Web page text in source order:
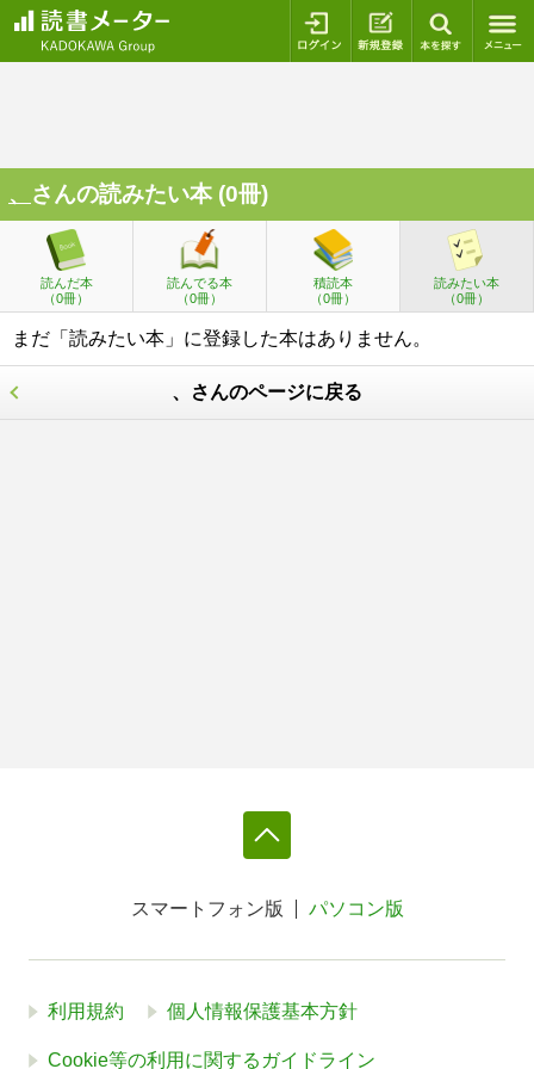
ログイン 新規登録
、 さんの読みたい本 (0冊)
読んだ本
（0冊）
読んでる本
（0冊）
積読本
（0冊）
読みたい本
（0冊）
まだ「読みたい本」に登録した本はありません。
、さんのページに戻る
スマートフォン版 パソコン版
利用規約 個人情報保護基本方針
Cookie等の利用に関するガイドライン